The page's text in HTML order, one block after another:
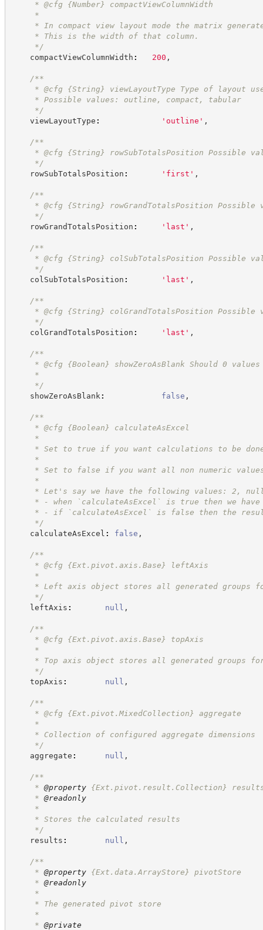
* @cfg {Number}
compactViewColumnWidth
*
* In compact view layout mode the matrix
* This is the width of that column.
*/
compactViewColumnWidth : 200 ,
/**
* @cfg {String}
viewLayoutType Type of layout
* Possible values: outline, compact, tabular
*/
viewLayoutType : ' outline ' ,
/**
* @cfg {String}
rowSubTotalsPosition Possible
*/
rowSubTotalsPosition : ' first ' ,
/**
* @cfg {String}
rowGrandTotalsPosition
*/
rowGrandTotalsPosition : ' last ' ,
/**
* @cfg {String}
colSubTotalsPosition Possible
*/
colSubTotalsPosition : ' last ' ,
/**
* @cfg {String}
colGrandTotalsPosition
*/
colGrandTotalsPosition : ' last ' ,
/**
* @cfg {Boolean}
showZeroAsBlank Should 0
*
*/
showZeroAsBlank : false ,
/**
* @cfg {Boolean}
calculateAsExcel
*
* Set to true if you want calculations to be
*
* Set to false if you want all non numeric values
*
* Let's say we have the following values: 2,
* - when `calculateAsExcel` is true then we have
* - if `calculateAsExcel` is false then the results
*/
calculateAsExcel : false ,
/**
* @cfg {Ext.pivot.axis.Base}
leftAxis
*
* Left axis object stores all generated groups
*/
leftAxis : null ,
/**
* @cfg {Ext.pivot.axis.Base}
topAxis
*
* Top axis object stores all generated groups for
*/
topAxis : null ,
/**
* @cfg {Ext.pivot.MixedCollection}
aggregate
*
* Collection of configured aggregate dimensions
*/
aggregate : null ,
/**
* @property {Ext.pivot.result.Collection}
* @readonly
*
* Stores the calculated results
*/
results : null ,
/**
* @property {Ext.data.ArrayStore}
pivotStore
* @readonly
*
* The generated pivot store
*
* @private